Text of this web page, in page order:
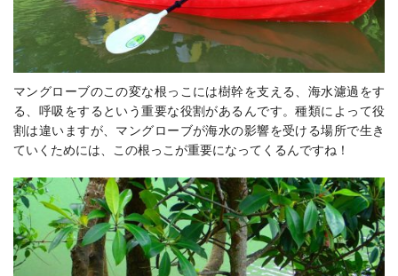
マングローブのこの変な根っこには樹幹を支える、海水濾過をす
る、呼吸をするという重要な役割があるんです。種類によって役
割は違いますが、マングローブが海水の影響を受ける場所で生き
ていくためには、この根っこが重要になってくるんですね！